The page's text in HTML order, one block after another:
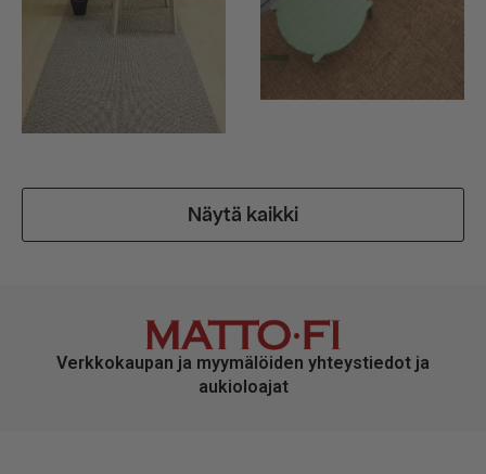
Näytä kaikki
Verkkokaupan ja myymälöiden yhteystiedot ja
aukioloajat